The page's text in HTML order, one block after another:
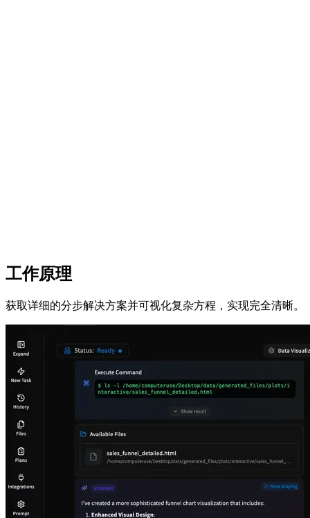
工作原理
获取详细的分步解决方案并可视化复杂方程，实现完全清晰。